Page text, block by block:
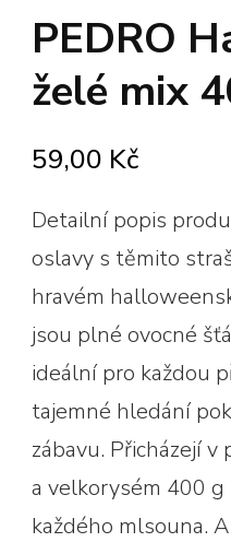
PEDRO
želé mix
59,00 Kč
Detailní popis
oslavy s těmito
hravém
jsou plné ovocné
ideální pro každou
tajemné hledání
zábavu. Přicházejí
a velkorysém 400
každého mlsouna.